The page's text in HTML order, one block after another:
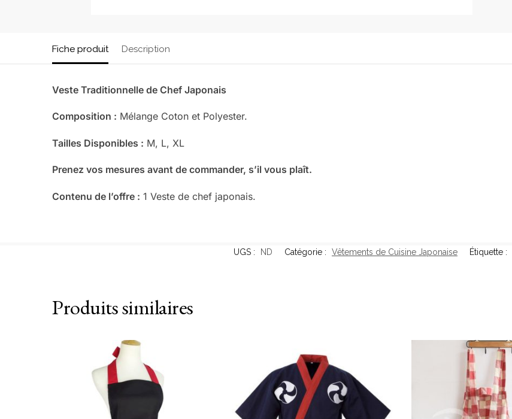
Fiche produit Description
Veste Traditionnelle de Chef Japonais
Composition : Mélange Coton et Polyester.
Tailles Disponibles : M, L, XL
Prenez vos mesures avant de commander, s’il vous plaît.
Contenu de l’offre : 1 Veste de chef japonais.
UGS : ND Catégorie : Vêtements de Cuisine Japonaise Étiquette :
Produits similaires